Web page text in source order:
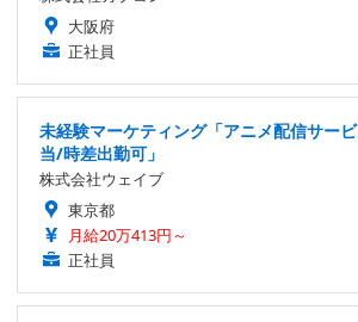
大阪府
正社員
未経験マーケティング「アニメ配信サー
当/時差出勤可」
株式会社ウェイブ
東京都
月給20万413円～
正社員